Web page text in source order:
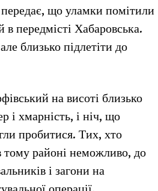
передає, що уламки помітили
в передмісті Хабаровська.
близько підлетіти до
на висоті близько
і хмарність, і ніч, що
пробитися. Тих, хто
тому районі неможливо, до
і загони на